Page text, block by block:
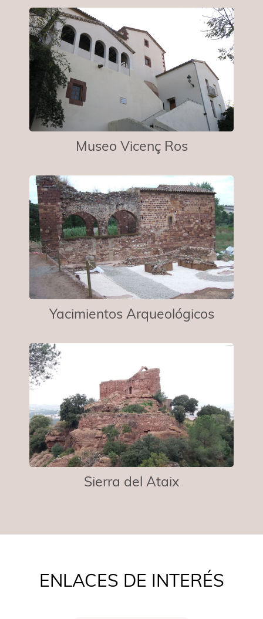
Museo Vicenç Ros
Yacimientos Arqueológicos
Sierra del Ataix
ENLACES DE INTERÉS